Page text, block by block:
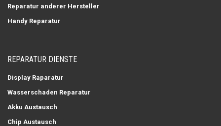
Reparatur anderer Hersteller
Handy Reparatur
REPARATUR DIENSTE
Display Raparatur
Wasserschaden Reparatur
Akku Austausch
Chip Austausch